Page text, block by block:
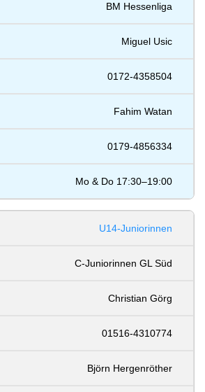
BM Hessenliga
Miguel Usic
0172-4358504
Fahim Watan
0179-4856334
Mo & Do 17:30–19:00
U14-Juniorinnen
C-Juniorinnen GL Süd
Christian Görg
01516-4310774
Björn Hergenröther